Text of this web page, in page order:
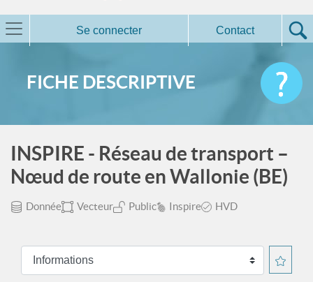
Se connecter Contact
FICHE DESCRIPTIVE
INSPIRE - Réseau de transport –
Nœud de route en Wallonie (BE)
Donnée Vecteur Public Inspire HVD